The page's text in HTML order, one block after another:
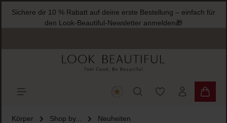
springen
Sichere dir 10 % Rabatt auf deine erste Bestellung – einfach für
den Look-Beautiful-Newsletter anmelden🎁
Du hast 0
Körper Shop by... Neuheiten